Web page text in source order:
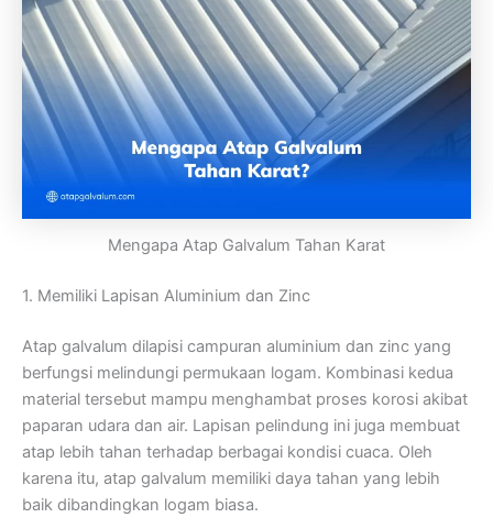
Mengapa Atap Galvalum Tahan Karat
1. Memiliki Lapisan Aluminium dan Zinc
Atap galvalum dilapisi campuran aluminium dan zinc yang
berfungsi melindungi permukaan logam. Kombinasi kedua
material tersebut mampu menghambat proses korosi akibat
paparan udara dan air. Lapisan pelindung ini juga membuat
atap lebih tahan terhadap berbagai kondisi cuaca. Oleh
karena itu, atap galvalum memiliki daya tahan yang lebih
baik dibandingkan logam biasa.